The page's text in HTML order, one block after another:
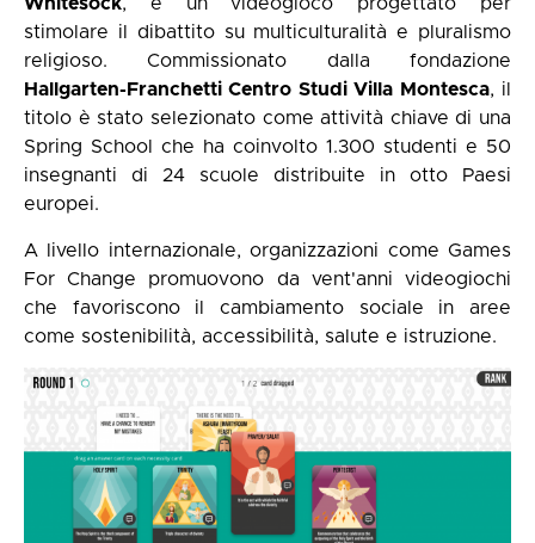
Whitesock, è un videogioco progettato per
stimolare il dibattito su multiculturalità e pluralismo
religioso. Commissionato dalla fondazione
Hallgarten-Franchetti Centro Studi Villa Montesca, il
titolo è stato selezionato come attività chiave di una
Spring School che ha coinvolto 1.300 studenti e 50
insegnanti di 24 scuole distribuite in otto Paesi
europei.
A livello internazionale, organizzazioni come Games
For Change promuovono da vent'anni videogiochi
che favoriscono il cambiamento sociale in aree
come sostenibilità, accessibilità, salute e istruzione.